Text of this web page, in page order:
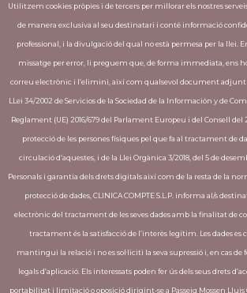
Invisalign
ÚLTIMES PUBLICACIONS
L´òxid nitrós elimina la por a
dentista – Moltes clíniques ja
aquesta tècnica
bucodental
Copyright © Clínica Compte 2018
Utilitzem cookies pròpies i de tercers per millorar els nostres
de manera exclusiva al seu destinatari i conté informació
professional, i la divulgació del qual no està permesa per la llei.
missatge per error, li preguem que, de forma immediata,
correu electrònic i l’elimini, així com qualsevol document adjunt
LLei 34/2002 de Servicios de la Sociedad de la Información y de
Reglament (UE) 2016/679 del Parlament Europeu i del Consell del
protecció de les persones físiques pel que fa al tractament de
circulació d’aquestes, i de la Llei Orgànica 3/2018, del 5 de
Personals i garantia dels drets digitals així com de la resta de la
protecció de dades, CLINICA COMPTE S.L.P. informa al/s
electrònic del tractament de les seves dades amb la finalitat de
tractament és la satisfacció de l’interès legítim. Les dades es
mantingui la relació i no es sol·liciti la seva supressió i, en cas
legals d’aplicació. Els interessats poden fer ús dels seus drets
portabilitat i limitació o oposició dirigint-se a Passeig Mossen Lluis